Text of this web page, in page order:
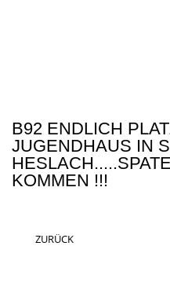
B92 ENDLICH
JUGENDHAUS IN
KOMMEN !!!
ZURÜCK